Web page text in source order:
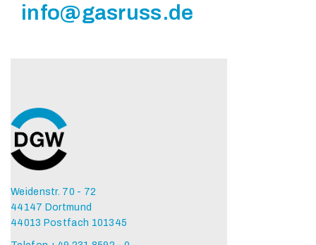
info@gasruss.de
Weidenstr. 70 - 72
44147 Dortmund
44013 Postfach 101345